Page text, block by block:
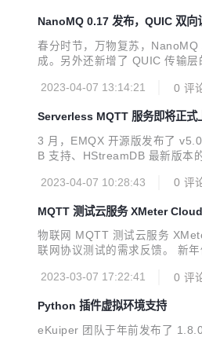
NanoMQ 0.17 发布，QUIC 双向
春分时节，万物复苏，
成。另外还新增了 QUIC 传输
2023-04-07 13:14:21
0 评
Serverless MQTT 服务即将正式
3 月，EMQX 开源版发布了
B 支持、HStreamDB 最新版本
2023-04-07 10:28:43
0 评
MQTT 测试云服务 XMeter
物联网 MQTT 测试云服务
联网协议测试的需求反馈。 新
2023-03-07 17:22:41
0 评
Python 插件虚拟环境支持
eKuiper 团队于年前发布了